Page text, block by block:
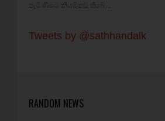
පැමිණීමට නියමිතව තිබේ...
Tweets by @sathhandalk
RANDOM NEWS